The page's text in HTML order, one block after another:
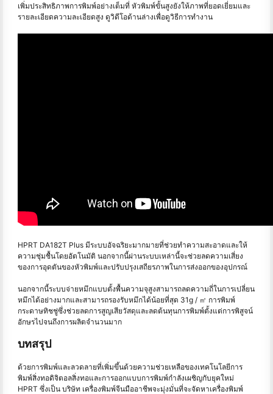
เพิ่มประสิทธิภาพการพิมพ์อย่างเต็มที่ หัวพิมพ์ขั้นสูงยังให้ภาพที่ยอดเยี่ยมและ
รายละเอียดความละเอียดสูง ดูวิดีโอด้านล่างเพื่อดูวิธีการทำงาน
HPRT DA182T Plus มีระบบอัจฉริยะมากมายที่ช่วยทำความสะอาดและให้
ความชุ่มชื้นโดยอัตโนมัติ นอกจากนี้ผ่านระบบเหล่านี้จะช่วยลดความเสี่ยง
ของการอุดตันของหัวพิมพ์และปรับปรุงเสถียรภาพในการส่งออกของอุปกรณ์
นอกจากนี้ระบบจ่ายหมึกแบบตั้งพื้นความจุสูงสามารถลดความถี่ในการเปลี่ยน
หมึกได้อย่างมากและสามารถรองรับหมึกได้น้อยที่สุด 31g / ㎡ การพิมพ์
กระดาษทิชชู่ซึ่งช่วยลดการสูญเสียวัสดุและลดต้นทุนการพิมพ์ตั้งแต่การพิสูจน์
อักษรไปจนถึงการผลิตจำนวนมาก
บทสรุป
ด้วยการพิมพ์และลวดลายที่เพิ่มขึ้นด้วยความช่วยเหลือของเทคโนโลยีการ
พิมพ์สิ่งทอดิจิตอลสิ่งทอและการออกแบบการพิมพ์กำลังเผชิญกับยุคใหม่
HPRT ซึ่งเป็น บริษัท เครื่องพิมพ์จีนมืออาชีพจะมุ่งมั่นที่จะจัดหาเครื่องพิมพ์